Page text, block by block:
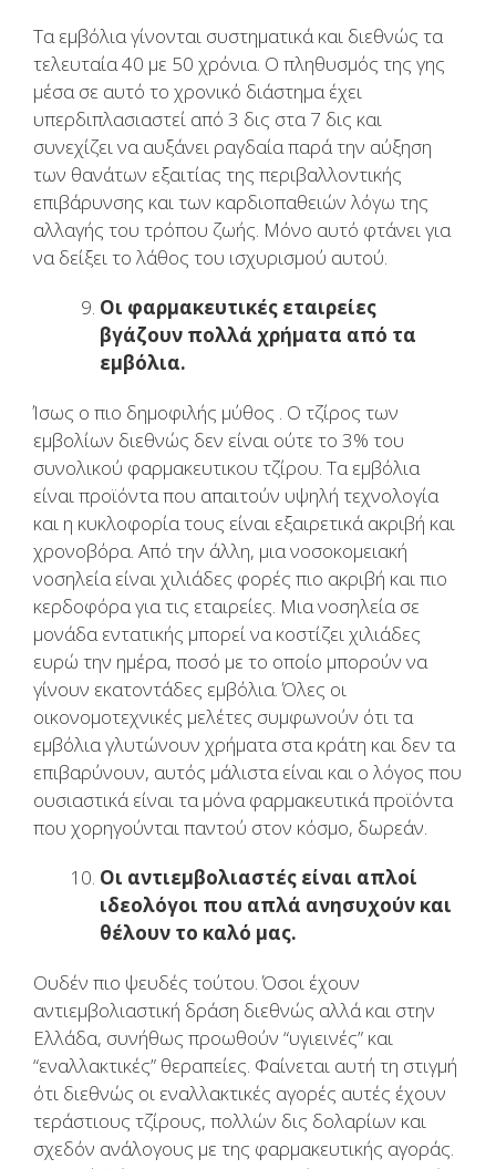
Τα εμβόλια γίνονται συστηματικά και διεθνώς τα
τελευταία 40 με 50 χρόνια. Ο πληθυσμός της γης
μέσα σε αυτό το χρονικό διάστημα έχει
υπερδιπλασιαστεί από 3 δις στα 7 δις και
συνεχίζει να αυξάνει ραγδαία παρά την αύξηση
των θανάτων εξαιτίας της περιβαλλοντικής
επιβάρυνσης και των καρδιοπαθειών λόγω της
αλλαγής του τρόπου ζωής. Μόνο αυτό φτάνει για
να δείξει το λάθος του ισχυρισμού αυτού.
Οι φαρμακευτικές εταιρείες
βγάζουν πολλά χρήματα από τα
εμβόλια.
Ίσως ο πιο δημοφιλής μύθος . Ο τζίρος των
εμβολίων διεθνώς δεν είναι ούτε το 3% του
συνολικού φαρμακευτικου τζίρου. Τα εμβόλια
είναι προϊόντα που απαιτούν υψηλή τεχνολογία
και η κυκλοφορία τους είναι εξαιρετικά ακριβή και
χρονοβόρα. Από την άλλη, μια νοσοκομειακή
νοσηλεία είναι χιλιάδες φορές πιο ακριβή και πιο
κερδοφόρα για τις εταιρείες. Μια νοσηλεία σε
μονάδα εντατικής μπορεί να κοστίζει χιλιάδες
ευρώ την ημέρα, ποσό με το οποίο μπορούν να
γίνουν εκατοντάδες εμβόλια. Όλες οι
οικονομοτεχνικές μελέτες συμφωνούν ότι τα
εμβόλια γλυτώνουν χρήματα στα κράτη και δεν τα
επιβαρύνουν, αυτός μάλιστα είναι και ο λόγος που
ουσιαστικά είναι τα μόνα φαρμακευτικά προϊόντα
που χορηγούνται παντού στον κόσμο, δωρεάν.
Οι αντιεμβολιαστές είναι απλοί
ιδεολόγοι που απλά ανησυχούν και
θέλουν το καλό μας.
Ουδέν πιο ψευδές τούτου. Όσοι έχουν
αντιεμβολιαστική δράση διεθνώς αλλά και στην
Ελλάδα, συνήθως προωθούν “υγιεινές” και
“εναλλακτικές” θεραπείες. Φαίνεται αυτή τη στιγμή
ότι διεθνώς οι εναλλακτικές αγορές αυτές έχουν
τεράστιους τζίρους, πολλών δις δολαρίων και
σχεδόν ανάλογους με της φαρμακευτικής αγοράς.